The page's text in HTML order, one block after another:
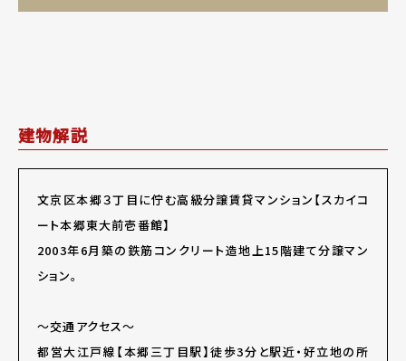
建物解説
文京区本郷３丁目に佇む高級分譲賃貸マンション【スカイコ
ート本郷東大前壱番館】
2003年6月築の鉄筋コンクリート造地上15階建て分譲マン
ション。
～交通アクセス～
都営大江戸線【本郷三丁目駅】徒歩3分と駅近・好立地の所